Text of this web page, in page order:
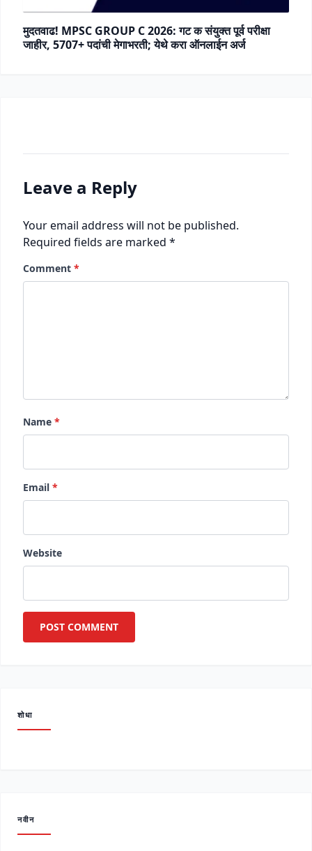
मुदतवाढ! MPSC GROUP C 2026: गट क संयुक्त पूर्व परीक्षा
जाहीर, 5707+ पदांची मेगाभरती; येथे करा ऑनलाईन अर्ज
Leave a Reply
Your email address will not be published.
Required fields are marked *
Comment *
Name *
Email *
Website
शोधा
नवीन